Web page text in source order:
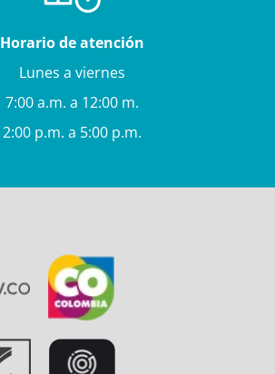
Horario de atención
Lunes a viernes
7:00 a.m. a 12:00 m.
2:00 p.m. a 5:00 p.m.